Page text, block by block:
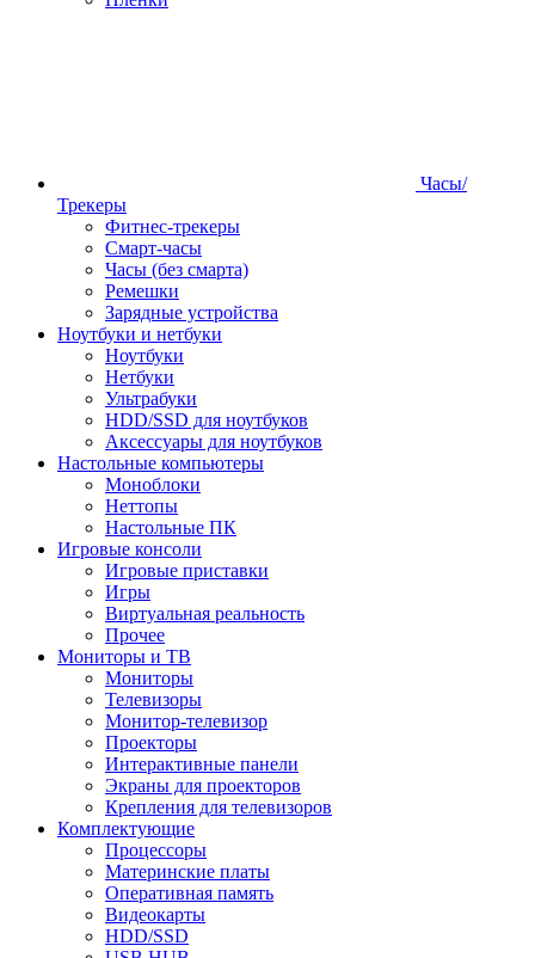
Часы/
Трекеры
Фитнес-трекеры
Смарт-часы
Часы (без смарта)
Ремешки
Зарядные устройства
Ноутбуки и нетбуки
Ноутбуки
Нетбуки
Ультрабуки
HDD/SSD для ноутбуков
Аксессуары для ноутбуков
Настольные компьютеры
Моноблоки
Неттопы
Настольные ПК
Игровые консоли
Игровые приставки
Игры
Виртуальная реальность
Прочее
Мониторы и ТВ
Мониторы
Телевизоры
Монитор-телевизор
Проекторы
Интерактивные панели
Экраны для проекторов
Крепления для телевизоров
Комплектующие
Процессоры
Материнские платы
Оперативная память
Видеокарты
HDD/SSD